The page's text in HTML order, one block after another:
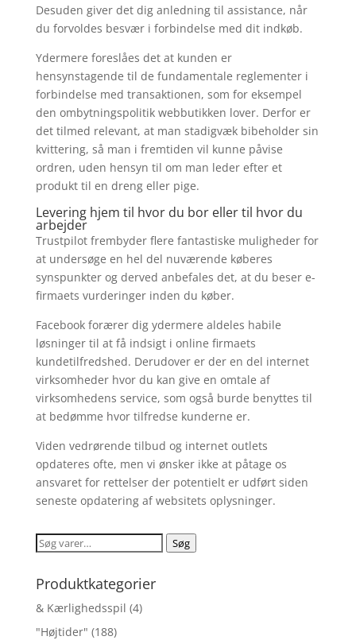
Desuden giver det dig anledning til assistance, når
du forvoldes besvær i forbindelse med dit indkøb.
Ydermere foreslåes det at kunden er
hensynstagende til de fundamentale reglementer i
forbindelse med transaktionen, som for eksempel
den ombytningspolitik webbutikken lover. Derfor er
det tilmed relevant, at man stadigvæk bibeholder sin
kvittering, så man i fremtiden vil kunne påvise
ordren, uden hensyn til om man leder efter et
produkt til en dreng eller pige.
Levering hjem til hvor du bor eller til hvor du
arbejder
Trustpilot frembyder flere fantastiske muligheder for
at undersøge en hel del nuværende køberes
synspunkter og derved anbefales det, at du beser e-
firmaets vurderinger inden du køber.
Facebook forærer dig ydermere aldeles habile
løsninger til at få indsigt i online firmaets
kundetilfredshed. Derudover er der en del internet
virksomheder hvor du kan give en omtale af
virksomhedens service, som også burde benyttes til
at bedømme hvor tilfredse kunderne er.
Viden vedrørende tilbud og internet outlets
opdateres ofte, men vi ønsker ikke at påtage os
ansvaret for rettelser der potentielt er udført siden
seneste opdatering af websitets oplysninger.
Søg
Søg
Produktkategorier
& Kærlighedsspil (4)
"Højtider" (188)